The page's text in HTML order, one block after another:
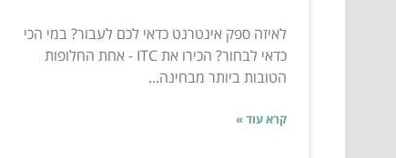
לאיזה ספק אינטרנט כדאי לכם לעבור? במי הכי
כדאי לבחור? הכירו את ITC - אחת החלופות
הטובות ביותר מבחינה...
קרא עוד »